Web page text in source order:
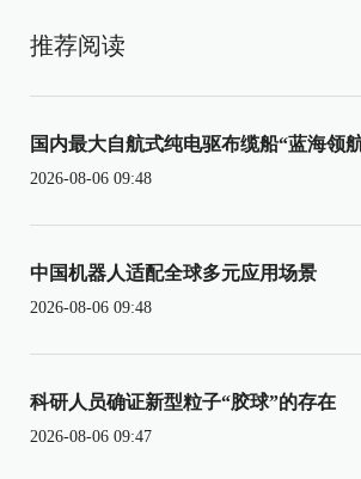
推荐阅读
国内最大自航式纯电驱布缆船“蓝海领
2026-08-06 09:48
中国机器人适配全球多元应用场景
2026-08-06 09:48
科研人员确证新型粒子“胶球”的存在
2026-08-06 09:47